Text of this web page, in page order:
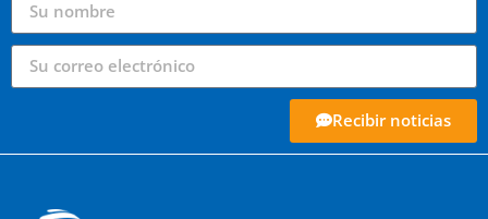
Recibir noticias